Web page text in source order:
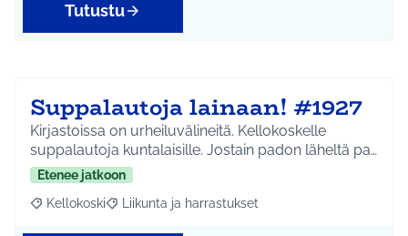
Tutustu
Suppalautoja lainaan! #1927
Kirjastoissa on urheiluvälineitä. Kellokoskelle
suppalautoja kuntalaisille. Jostain padon läheltä pa…
Etenee jatkoon
Rajaa tulokset aihepiirin mukaan: Kellokoski
Kellokoski Rajaa tulokset teeman mukaan: Liikunta ja
Liikunta ja harrastukset